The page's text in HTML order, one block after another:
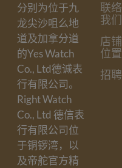
联络
我们
店铺
位置
招聘
分别为位于九
龙尖沙咀么地
道及加拿分道
的Yes Watch
Co., Ltd德诚表
行有限公司。
Right Watch
Co., Ltd 德信表
行有限公司位
于铜锣湾，以
及帝舵官方精